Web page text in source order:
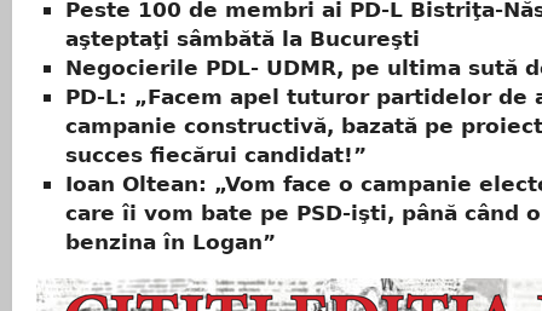
Peste 100 de membri ai PD-L Bistriţa-
aşteptaţi sâmbătă la Bucureşti
Negocierile PDL- UDMR, pe ultima sută
PD-L: „Facem apel tuturor partidelor de
campanie constructivă, bazată pe
succes fiecărui candidat!”
Ioan Oltean: „Vom face o campanie
care îi vom bate pe PSD-işti, până când
benzina în Logan”